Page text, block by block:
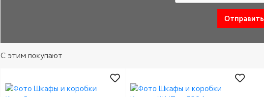
Отправить
С этим покупают